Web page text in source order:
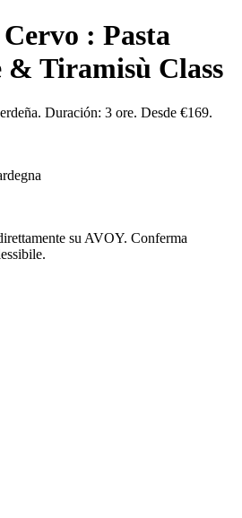
: Pasta
Tiramisù Class
Duración: 3 ore. Desde €169.
su AVOY. Conferma